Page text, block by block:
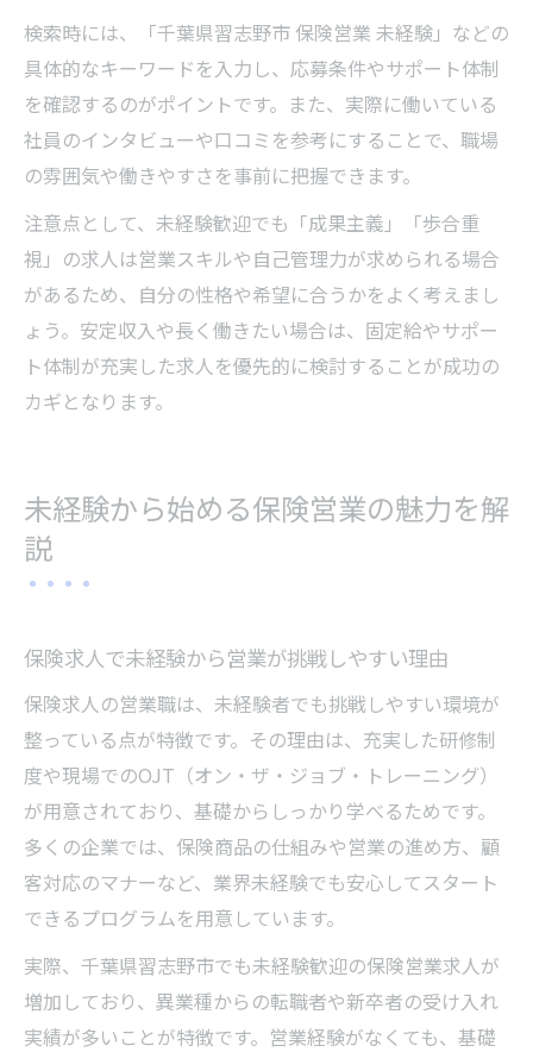
検索時には、「千葉県習志野市 保険営業 未経験」などの
具体的なキーワードを入力し、応募条件やサポート体制
を確認するのがポイントです。また、実際に働いている
社員のインタビューや口コミを参考にすることで、職場
の雰囲気や働きやすさを事前に把握できます。
注意点として、未経験歓迎でも「成果主義」「歩合重
視」の求人は営業スキルや自己管理力が求められる場合
があるため、自分の性格や希望に合うかをよく考えまし
ょう。安定収入や長く働きたい場合は、固定給やサポー
ト体制が充実した求人を優先的に検討することが成功の
カギとなります。
未経験から始める保険営業の魅力を解
説
保険求人で未経験から営業が挑戦しやすい理由
保険求人の営業職は、未経験者でも挑戦しやすい環境が
整っている点が特徴です。その理由は、充実した研修制
度や現場でのOJT（オン・ザ・ジョブ・トレーニング）
が用意されており、基礎からしっかり学べるためです。
多くの企業では、保険商品の仕組みや営業の進め方、顧
客対応のマナーなど、業界未経験でも安心してスタート
できるプログラムを用意しています。
実際、千葉県習志野市でも未経験歓迎の保険営業求人が
増加しており、異業種からの転職者や新卒者の受け入れ
実績が多いことが特徴です。営業経験がなくても、基礎